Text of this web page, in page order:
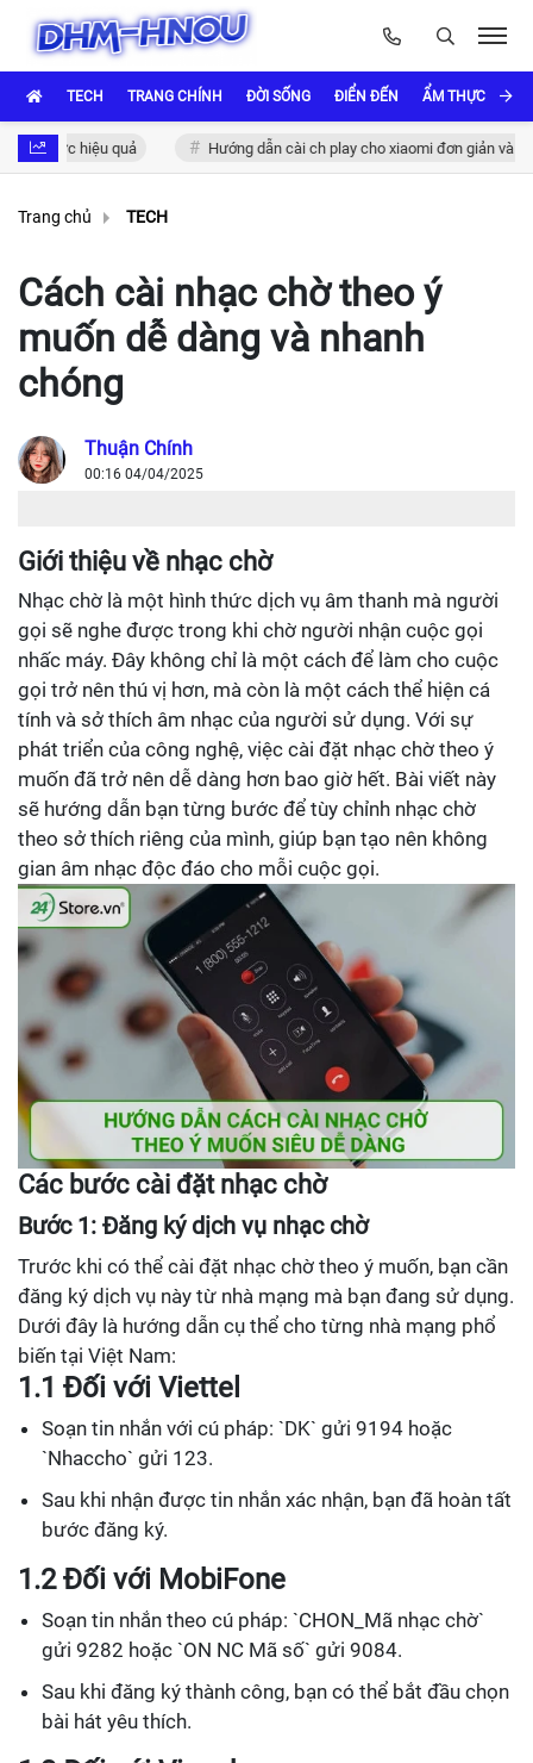
TECH TRANG CHÍNH ĐỜI SỐNG ĐIỂN ĐẾN ẨM THỰC VÀ
thực hiệu quả Hướng dẫn cài ch play cho xiaomi đơn giản và nhanh
Trang chủ TECH
Cách cài nhạc chờ theo ý
muốn dễ dàng và nhanh
chóng
Thuận Chính
00:16 04/04/2025
Giới thiệu về nhạc chờ
Nhạc chờ là một hình thức dịch vụ âm thanh mà người
gọi sẽ nghe được trong khi chờ người nhận cuộc gọi
nhấc máy. Đây không chỉ là một cách để làm cho cuộc
gọi trở nên thú vị hơn, mà còn là một cách thể hiện cá
tính và sở thích âm nhạc của người sử dụng. Với sự
phát triển của công nghệ, việc cài đặt nhạc chờ theo ý
muốn đã trở nên dễ dàng hơn bao giờ hết. Bài viết này
sẽ hướng dẫn bạn từng bước để tùy chỉnh nhạc chờ
theo sở thích riêng của mình, giúp bạn tạo nên không
gian âm nhạc độc đáo cho mỗi cuộc gọi.
Các bước cài đặt nhạc chờ
Bước 1: Đăng ký dịch vụ nhạc chờ
Trước khi có thể cài đặt nhạc chờ theo ý muốn, bạn cần
đăng ký dịch vụ này từ nhà mạng mà bạn đang sử dụng.
Dưới đây là hướng dẫn cụ thể cho từng nhà mạng phổ
biến tại Việt Nam:
1.1 Đối với Viettel
Soạn tin nhắn với cú pháp: `DK` gửi 9194 hoặc
`Nhaccho` gửi 123.
Sau khi nhận được tin nhắn xác nhận, bạn đã hoàn tất
bước đăng ký.
1.2 Đối với MobiFone
Soạn tin nhắn theo cú pháp: `CHON_Mã nhạc chờ`
gửi 9282 hoặc `ON NC Mã số` gửi 9084.
Sau khi đăng ký thành công, bạn có thể bắt đầu chọn
bài hát yêu thích.